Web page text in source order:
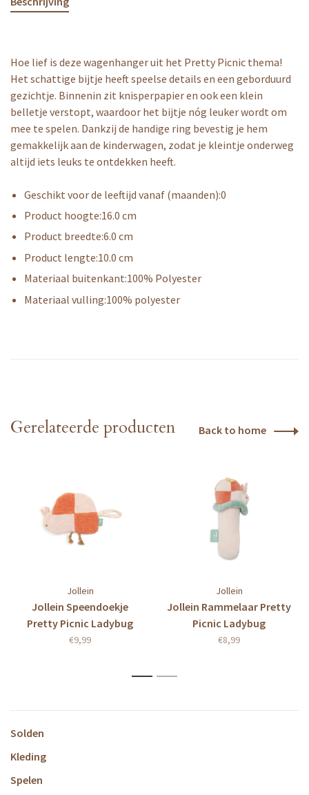
Hoe lief is deze wagenhanger uit het Pretty Picnic thema!
Het schattige bijtje heeft speelse details en een geborduurd
gezichtje. Binnenin zit knisperpapier en ook een klein
belletje verstopt, waardoor het bijtje nóg leuker wordt om
mee te spelen. Dankzij de handige ring bevestig je hem
gemakkelijk aan de kinderwagen, zodat je kleintje onderweg
altijd iets leuks te ontdekken heeft.
Geschikt voor de leeftijd vanaf (maanden):0
Product hoogte:16.0 cm
Product breedte:6.0 cm
Product lengte:10.0 cm
Materiaal buitenkant:100% Polyester
Materiaal vulling:100% polyester
Gerelateerde producten Back to home
Jollein
Jollein Speendoekje
Pretty Picnic Ladybug
€9,99
Jollein
Jollein Rammelaar Pretty
Picnic Ladybug
€8,99
1 2
Solden
Kleding
Spelen